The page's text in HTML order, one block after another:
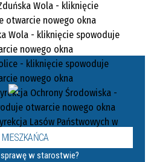
w starostwie?